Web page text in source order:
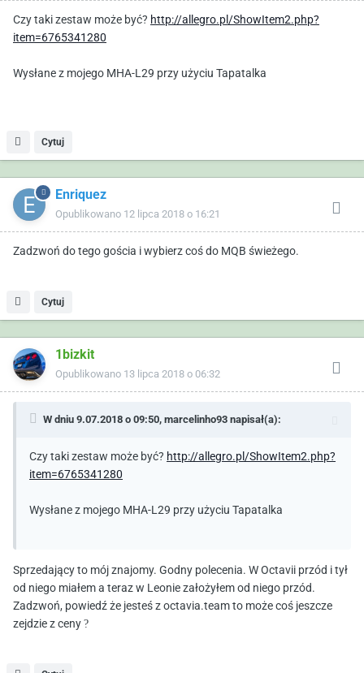
Czy taki zestaw może być? http://allegro.pl/ShowItem2.php?
item=6765341280
Wysłane z mojego MHA-L29 przy użyciu Tapatalka
Cytuj
Enriquez
Opublikowano 12 lipca 2018 o 16:21
Zadzwoń do tego gościa i wybierz coś do MQB świeżego.
Cytuj
1bizkit
Opublikowano 13 lipca 2018 o 06:32
W dniu 9.07.2018 o 09:50, marcelinho93 napisał(a):
Czy taki zestaw może być? http://allegro.pl/ShowItem2.php?
item=6765341280
Wysłane z mojego MHA-L29 przy użyciu Tapatalka
Sprzedający to mój znajomy. Godny polecenia. W Octavii przód i tył
od niego miałem a teraz w Leonie założyłem od niego przód.
Zadzwoń, powiedź że jesteś z octavia.team to może coś jeszcze
zejdzie z ceny?